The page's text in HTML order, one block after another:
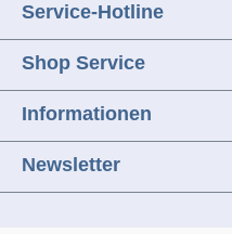
Service-Hotline
Shop Service
Informationen
Newsletter